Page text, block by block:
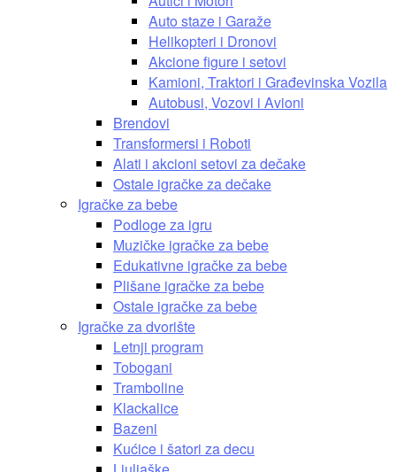
Auto staze i Garaže
Helikopteri i Dronovi
Akcione figure i setovi
Kamioni, Traktori i Građevinska Vozila
Autobusi, Vozovi i Avioni
Brendovi
Transformersi i Roboti
Alati i akcioni setovi za dečake
Ostale igračke za dečake
Igračke za bebe
Podloge za igru
Muzičke igračke za bebe
Edukativne igračke za bebe
Plišane igračke za bebe
Ostale igračke za bebe
Igračke za dvorište
Letnji program
Tobogani
Tramboline
Klackalice
Bazeni
Kućice i šatori za decu